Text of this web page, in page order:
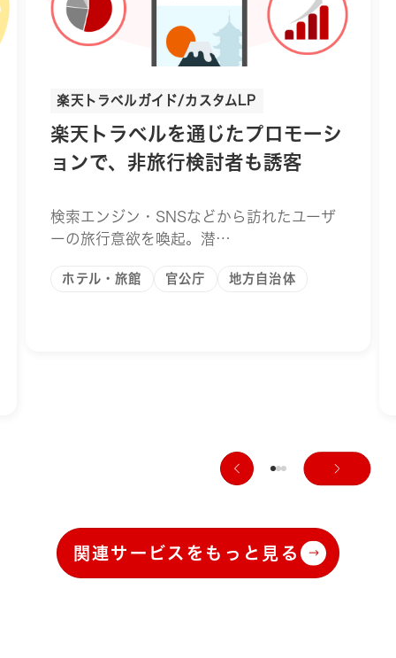
楽天トラベルガイド/カスタムLP
楽天トラベルを通じたプロモーシ
ョンで、非旅行検討者も誘客
検索エンジン・SNSなどから訪れたユーザ
ーの旅行意欲を喚起。潜…
ホテル・旅館 官公庁 地方自治体
関連サービスをもっと見る